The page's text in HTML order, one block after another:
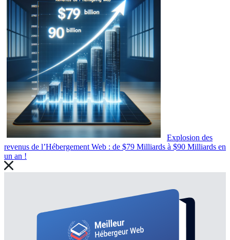
Explosion des
revenus de l’Hébergement Web : de $79 Milliards à $90 Milliards en
un an !